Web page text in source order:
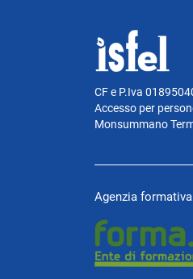
CF e P.Iva
Accesso per
Monsummano
Agenzia